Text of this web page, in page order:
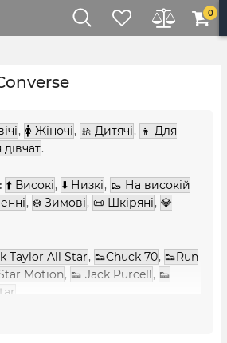
0
, 🚺 Жіночі, 🚸 Дитячі, 👦 Для
дівчат.
⬆️ Високі, ⬇️ Низкі, 🥾 На високій
, ❄️ Зимові, 📜 Шкіряні, 💎
Taylor All Star, 👟Chuck 70, 👟Run
Motion, 👟 Jack Purcell, 👟